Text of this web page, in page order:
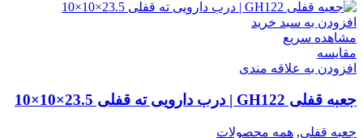
افزودن به سبد خرید
مشاهده سریع
مقایسه
افزودن به علاقه مندی
جعبه قفلی GH122 | درب دارویی ته قفلی 23.5×10×10
جعبه قفلی, همه محصولات